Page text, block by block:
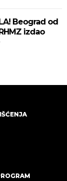
Beograd od
izdao